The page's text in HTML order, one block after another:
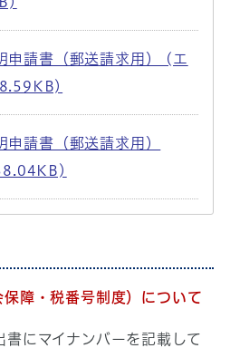
申請書（郵送請求用） (エ
申請書（郵送請求用）
障・税番号制度）について
にマイナンバーを記載して